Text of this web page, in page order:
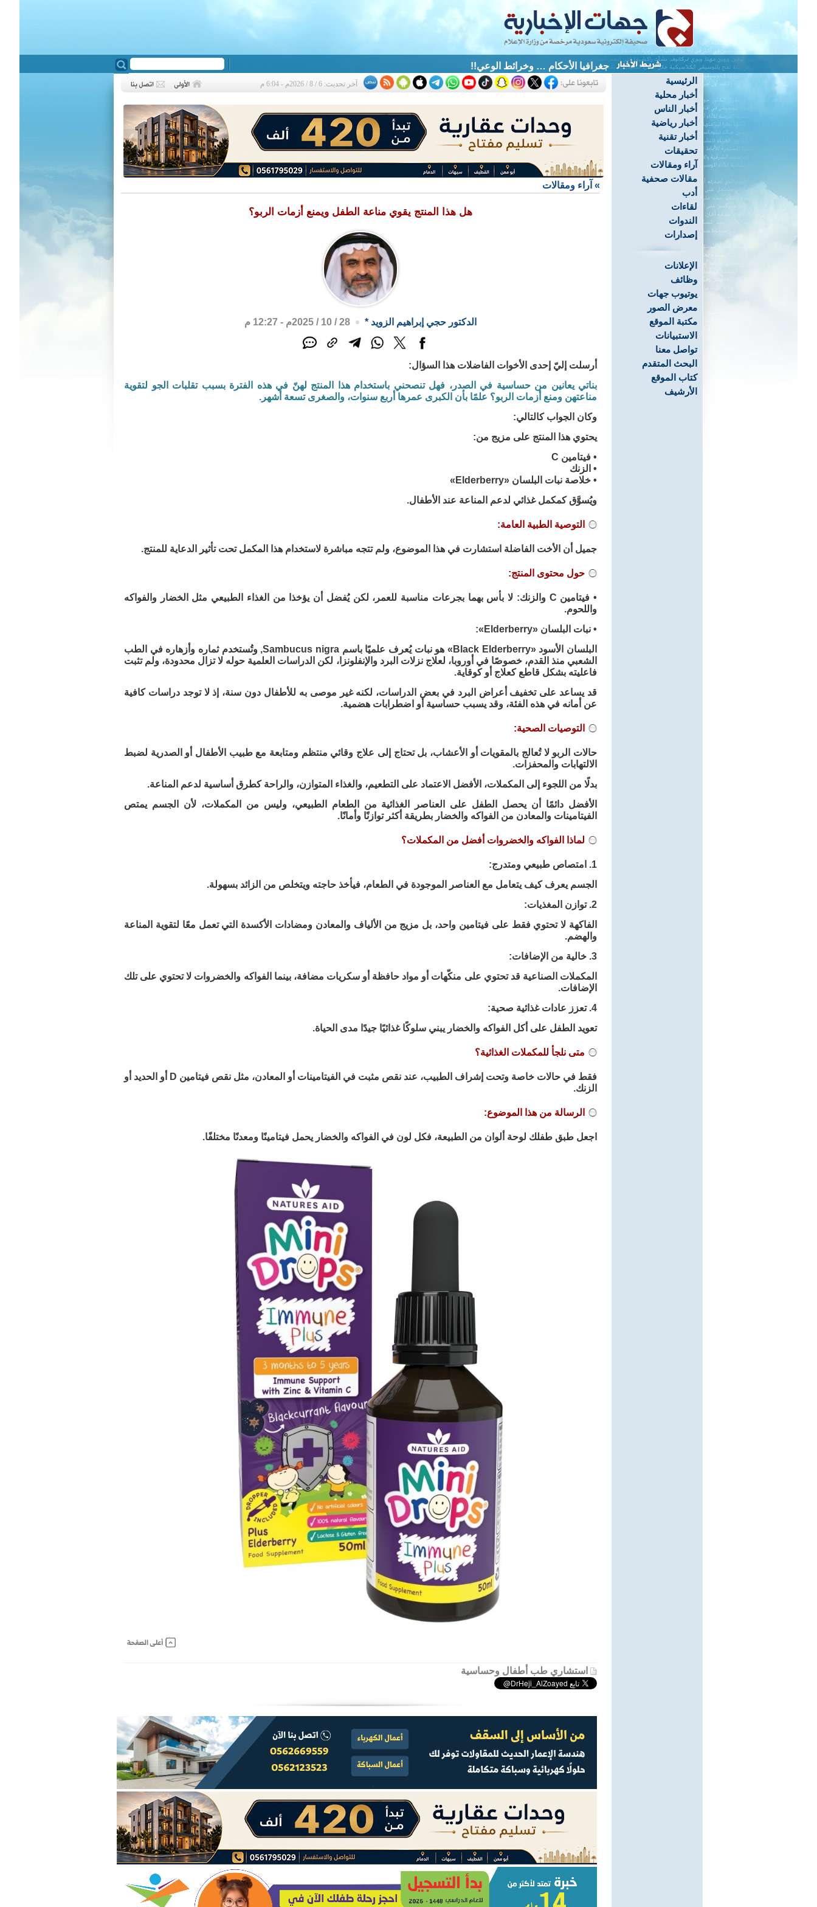
جغرافيا الأحكام … وخرائط الوعي!!
الرئيسية
أخبار محلية
أخبار الناس
أخبار رياضية
أخبار تقنية
تحقيقات
آراء ومقالات
مقالات صحفية
أدب
لقاءات
الندوات
إصدارات
الإعلانات
وظائف
يوتيوب جهات
معرض الصور
مكتبة الموقع
الاستبيانات
تواصل معنا
البحث المتقدم
كتاب الموقع
الأرشيف
آخر تحديث: 6 / 8 / 2026م - 6:04 م
❮
» آراء ومقالات
هل هذا المنتج يقوي مناعة الطفل ويمنع أزمات الربو؟
الدكتور حجي إبراهيم الزويد * 28 / 10 / 2025م - 12:27 م
أرسلت إليّ إحدى الأخوات الفاضلات هذا السؤال:
بناتي يعانين من حساسية في الصدر، فهل تنصحني باستخدام هذا المنتج لهنّ في هذه الفترة بسبب تقلبات الجو لتقوية
مناعتهن ومنع أزمات الربو؟ علمًا بأن الكبرى عمرها أربع سنوات، والصغرى تسعة أشهر.
وكان الجواب كالتالي:
يحتوي هذا المنتج على مزيج من:
• فيتامين C
• الزنك
• خلاصة نبات البلسان «Elderberry»
ويُسوَّق كمكمل غذائي لدعم المناعة عند الأطفال.
التوصية الطبية العامة:
جميل أن الأخت الفاضلة استشارت في هذا الموضوع، ولم تتجه مباشرة لاستخدام هذا المكمل تحت تأثير الدعاية للمنتج.
حول محتوى المنتج:
• فيتامين C والزنك: لا بأس بهما بجرعات مناسبة للعمر، لكن يُفضل أن يؤخذا من الغذاء الطبيعي مثل الخضار والفواكه
واللحوم.
• نبات البلسان «Elderberry»:
البلسان الأسود «Black Elderberry» هو نبات يُعرف علميًا باسم Sambucus nigra, وتُستخدم ثماره وأزهاره في الطب
الشعبي منذ القدم، خصوصًا في أوروبا، لعلاج نزلات البرد والإنفلونزا، لكن الدراسات العلمية حوله لا تزال محدودة، ولم تثبت
فاعليته بشكل قاطع كعلاج أو كوقاية.
قد يساعد على تخفيف أعراض البرد في بعض الدراسات، لكنه غير موصى به للأطفال دون سنة، إذ لا توجد دراسات كافية
عن أمانه في هذه الفئة، وقد يسبب حساسية أو اضطرابات هضمية.
التوصيات الصحية:
حالات الربو لا تُعالج بالمقويات أو الأعشاب، بل تحتاج إلى علاج وقائي منتظم ومتابعة مع طبيب الأطفال أو الصدرية لضبط
الالتهابات والمحفزات.
بدلًا من اللجوء إلى المكملات، الأفضل الاعتماد على التطعيم، والغذاء المتوازن، والراحة كطرق أساسية لدعم المناعة.
الأفضل دائمًا أن يحصل الطفل على العناصر الغذائية من الطعام الطبيعي، وليس من المكملات، لأن الجسم يمتص
الفيتامينات والمعادن من الفواكه والخضار بطريقة أكثر توازنًا وأمانًا.
لماذا الفواكه والخضروات أفضل من المكملات؟
1. امتصاص طبيعي ومتدرج:
الجسم يعرف كيف يتعامل مع العناصر الموجودة في الطعام، فيأخذ حاجته ويتخلص من الزائد بسهولة.
2. توازن المغذيات:
الفاكهة لا تحتوي فقط على فيتامين واحد، بل مزيج من الألياف والمعادن ومضادات الأكسدة التي تعمل معًا لتقوية المناعة
والهضم.
3. خالية من الإضافات:
المكملات الصناعية قد تحتوي على منكّهات أو مواد حافظة أو سكريات مضافة، بينما الفواكه والخضروات لا تحتوي على تلك
الإضافات.
4. تعزز عادات غذائية صحية:
تعويد الطفل على أكل الفواكه والخضار يبني سلوكًا غذائيًا جيدًا مدى الحياة.
متى نلجأ للمكملات الغذائية؟
فقط في حالات خاصة وتحت إشراف الطبيب، عند نقص مثبت في الفيتامينات أو المعادن، مثل نقص فيتامين D أو الحديد أو
الزنك.
الرسالة من هذا الموضوع:
اجعل طبق طفلك لوحة ألوان من الطبيعة، فكل لون في الفواكه والخضار يحمل فيتامينًا ومعدنًا مختلفًا.
استشاري طب أطفال وحساسية